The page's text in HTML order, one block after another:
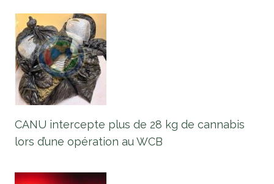
CANU intercepte plus de 28 kg de cannabis
lors d’une opération au WCB